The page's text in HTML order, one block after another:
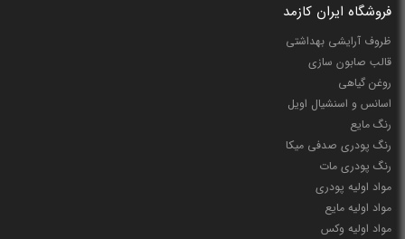
فروشگاه ایران کازمد
ظروف آرایشی بهداشتی
قالب صابون سازی
روغن گیاهی
اسانس و اسنشیال اویل
رنگ مایع
رنگ پودری صدفی میکا
رنگ پودری مات
مواد اولیه پودری
مواد اولیه مایع
مواد اولیه وکس